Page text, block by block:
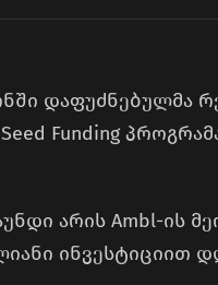
დაფუძნებულმა
Funding
არის Ambl-ის
ინვესტიციით